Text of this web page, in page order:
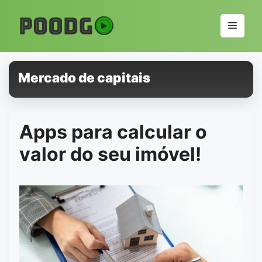
para
conteúdo
Menu
Mercado de capitais
Apps para calcular o
valor do seu imóvel!